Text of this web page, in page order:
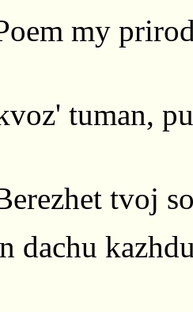
my
tuman,
tvoj
dachu